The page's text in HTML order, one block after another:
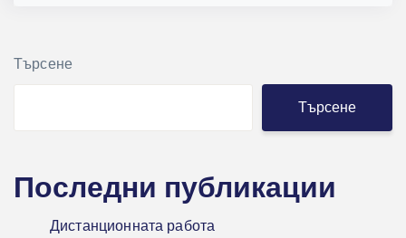
Търсене
Търсене
Последни публикации
Дистанционната работа